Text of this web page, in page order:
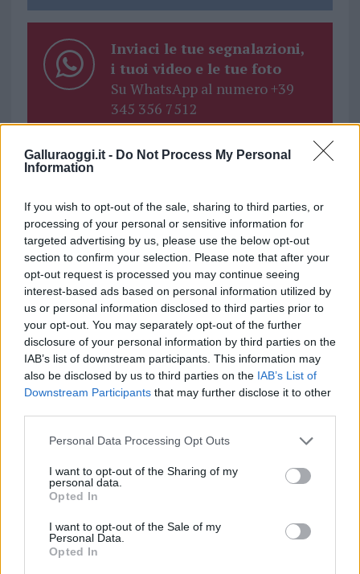
Galluraoggi.it - Do Not Process My Personal
Information
If you wish to opt-out of the sale, sharing to third parties, or
processing of your personal or sensitive information for
targeted advertising by us, please use the below opt-out
section to confirm your selection. Please note that after your
opt-out request is processed you may continue seeing
interest-based ads based on personal information utilized by
us or personal information disclosed to third parties prior to
your opt-out. You may separately opt-out of the further
disclosure of your personal information by third parties on the
IAB’s list of downstream participants. This information may
also be disclosed by us to third parties on the IAB’s List of
Downstream Participants that may further disclose it to other
Please note that this website/app uses one or more Google
not limited to your visit or usage behaviour. You may click to
grant or deny consent to Google and its third-party tags to
use your data for below specified purposes in below Google
consent section.
Personal Data Processing Opt Outs
I want to opt-out of the Sharing of my
personal data.
Opted In
I want to opt-out of the Sale of my
Personal Data.
Opted In
Inviaci le tue segnalazioni,
i tuoi video e le tue foto
Su WhatsApp al numero +39
345 356 7512
Ricevi le nostre ultime news
da Google News
Condividi l'articolo
F
a
ce
b
o
o
k
T
w
it
te
r
Pi
n
te
re
st
W
h
at
s
A
p
S
h
a
re
Articolo precedente
Prossimo articolo
NOTIZIE RECENTI
Santa Teresa Gallura, nuove regole per la
raccolta differenziata